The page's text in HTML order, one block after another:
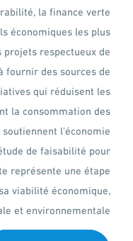
la finance verte
économiques les plus
respectueux de
fournir des sources de
qui réduisent les
la consommation des
l'économie
de faisabilité pour
représente une étape
viabilité économique,
et environnementale, […]